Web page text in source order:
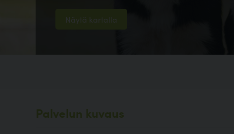
Näytä kartalla
Palvelun kuvaus